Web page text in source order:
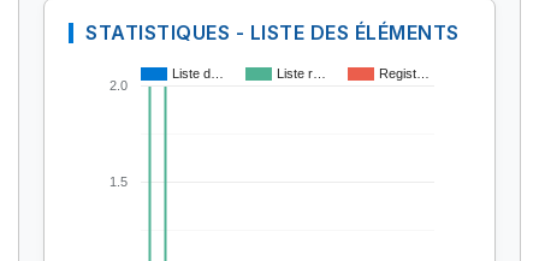
STATISTIQUES - LISTE DES ÉLÉMENTS
Liste d… Liste r… Regist…
1.5
2.0